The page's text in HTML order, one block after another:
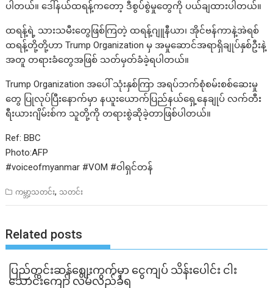
ပါတယ်။ ဒေါ်နယ်ထရန့်ကတော့ ဒီစွပ်စွဲမှုတွေကို ပယ်ချထားပါတယ်။
ထရန့်ရဲ့ သားသမီးတွေဖြစ်ကြတဲ့ ထရန့်ဂျူနီယာ၊ အိုင်ဗန်ကာနဲ့အဲရစ်
ထရန့်တို့တို့ဟာ Trump Organization မှ အမှုဆောင်အရာရှိချုပ်နှစ်ဦးနဲ့
အတူ တရားခံတွေအဖြစ် သတ်မှတ်ခံခဲ့ရပါတယ်။
Trump Organization အပေါ် သုံးနှစ်ကြာ အရပ်ဘက်စုံစမ်းစစ်ဆေးမှု
တွေ ပြုလုပ်ပြီးနောက်မှာ နယူးယောက်ပြည်နယ်ရှေ့နေချုပ် လက်တီး
ရီးယားဂျိမ်းစ်က သူတို့ကို တရားစွဲဆိုခဲ့တာဖြစ်ပါတယ်။
Ref: BBC
Photo:AFP
#voiceofmyanmar #VOM #ဝါရှင်တန်
ကမ္ဘာ့သတင်း, သတင်း
Related posts
ပြည်တွင်းဆန်စျေးကွက်မှာ ငွေကျပ် သိန်းပေါင်း ငါး​
သောင်းကျော် လိမ်လည်ခံရ